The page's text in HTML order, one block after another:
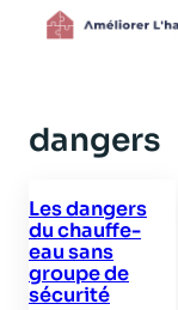
Aller
dangers
Les dangers
du chauffe-
eau sans
groupe de
sécurité